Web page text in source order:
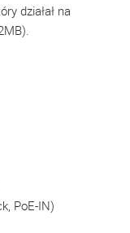
działał na
PoE-IN)